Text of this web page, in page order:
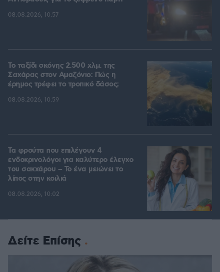
08.08.2026, 10:57
Το ταξίδι σκόνης 2.500 χλμ. της
Σαχάρας στον Αμαζόνιο: Πώς η
έρημος τρέφει το τροπικό δάσος;
08.08.2026, 10:59
Τα φρούτα που επιλέγουν 4
ενδοκρινολόγοι για καλύτερο έλεγχο
του σακχάρου – Το ένα μειώνει το
λίπος στην κοιλιά
08.08.2026, 10:02
Δείτε Επίσης